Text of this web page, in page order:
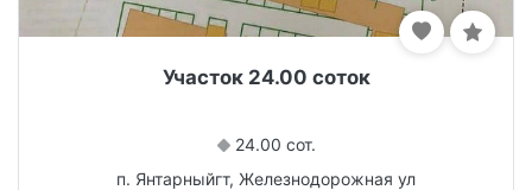
Участок 24.00 соток
24.00 сот.
п. Янтарныйгт, Железнодорожная ул